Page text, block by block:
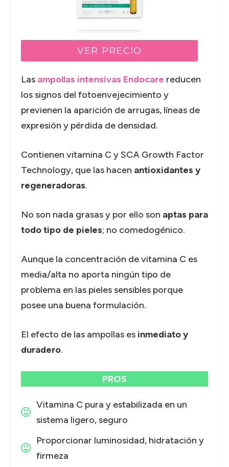
VER PRECIO
Las ampollas intensivas Endocare reducen
los signos del fotoenvejecimiento y
previenen la aparición de arrugas, líneas de
expresión y pérdida de densidad.
Contienen vitamina C y SCA Growth Factor
Technology, que las hacen antioxidantes y
regeneradoras.
No son nada grasas y por ello son aptas para
todo tipo de pieles; no comedogénico.
Aunque la concentración de vitamina C es
media/alta no aporta ningún tipo de
problema en las pieles sensibles porque
posee una buena formulación.
El efecto de las ampollas es inmediato y
duradero.
PROS
Vitamina C pura y estabilizada en un
sistema ligero, seguro
Proporcionar luminosidad, hidratación y
firmeza